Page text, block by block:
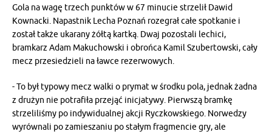
Gola na wagę trzech punktów w 67 minucie strzelił Dawid
Kownacki. Napastnik Lecha Poznań rozegrał całe spotkanie i
został także ukarany żółtą kartką. Dwaj pozostali lechici,
bramkarz Adam Makuchowski i obrońca Kamil Szubertowski, cały
mecz przesiedzieli na ławce rezerwowych.
- To był typowy mecz walki o prymat w środku pola, jednak żadna
z drużyn nie potrafiła przejąć inicjatywy. Pierwszą bramkę
strzeliliśmy po indywidualnej akcji Ryczkowskiego. Norwedzy
wyrównali po zamieszaniu po stałym fragmencie gry, ale